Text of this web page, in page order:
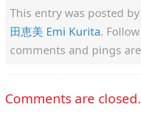
This entry was posted by
田恵美 Emi Kurita.
comments and pings
Comments are closed.